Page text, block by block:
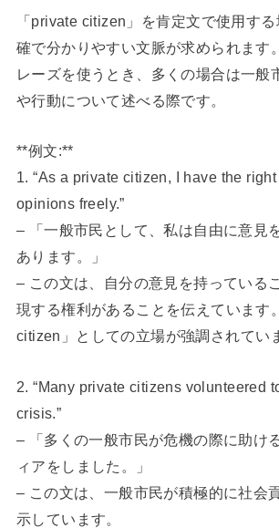
「private citizen」を肯定文で使用す
確で分かりやすい文脈が求められます
レーズを使うとき、多くの場合は一般
や行動について述べる際です。
**例文:**
1. “As a private citizen, I have the
opinions freely.”
– 「一般市民として、私は自由に意見
あります。」
– この文は、自分の意見を持っている
現する権利があることを伝えています
citizen」としての立場が強調されてい
2. “Many private citizens volunteered
crisis.”
– 「多くの一般市民が危機の際に助け
ィアをしました。」
– この文は、一般市民が積極的に社会
示しています。